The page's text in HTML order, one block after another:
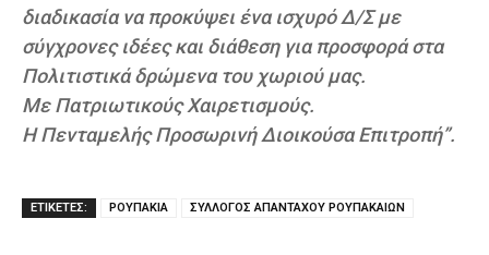
διαδικασία να προκύψει ένα ισχυρό Δ/Σ με
σύγχρονες ιδέες και διάθεση για προσφορά στα
Πολιτιστικά δρώμενα του χωριού μας.
Με Πατριωτικούς Χαιρετισμούς.
Η Πενταμελής Προσωρινή Διοικούσα Επιτροπή”.
ΕΤΙΚΕΤΕΣ: ΡΟΥΠΑΚΙΑ ΣΥΛΛΟΓΟΣ ΑΠΑΝΤΑΧΟΥ ΡΟΥΠΑΚΑΙΩΝ